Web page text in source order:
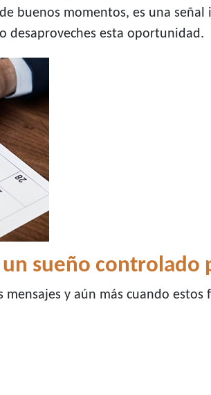
buenos momentos, es una
desaproveches esta oportunidad.
sueño controlado
mensajes y aún más cuando